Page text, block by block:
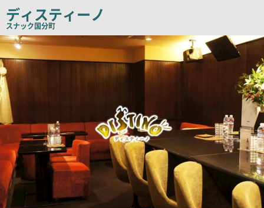
ピ
ー
ディスティーノ
スナック国分町
店
舗
PR
画
像